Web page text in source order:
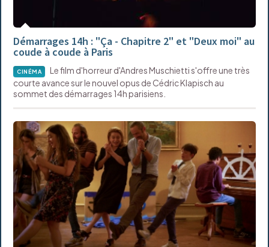
Démarrages 14h : "Ça - Chapitre 2" et "Deux moi" au
coude à coude à Paris
CINÉMA
Le film d'horreur d'Andres Muschietti s'offre une très
courte avance sur le nouvel opus de Cédric Klapisch au
sommet des démarrages 14h parisiens.